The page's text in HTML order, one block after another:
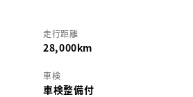
走行距離
28,000km
車検
車検整備付